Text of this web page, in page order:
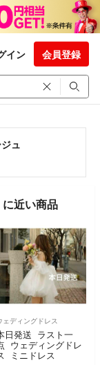
イン 会員登録
ュ
に近い商品
ェディングドレス
日発送 ラスト一
ウェディングドレ
ミニドレス